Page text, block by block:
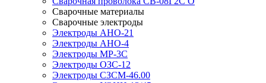
Сварочные материалы
Сварочные электроды
Электроды АНО-21
Электроды АНО-4
Электроды МР-3С
Электроды ОЗС-12
Электроды СЗСМ-46.00